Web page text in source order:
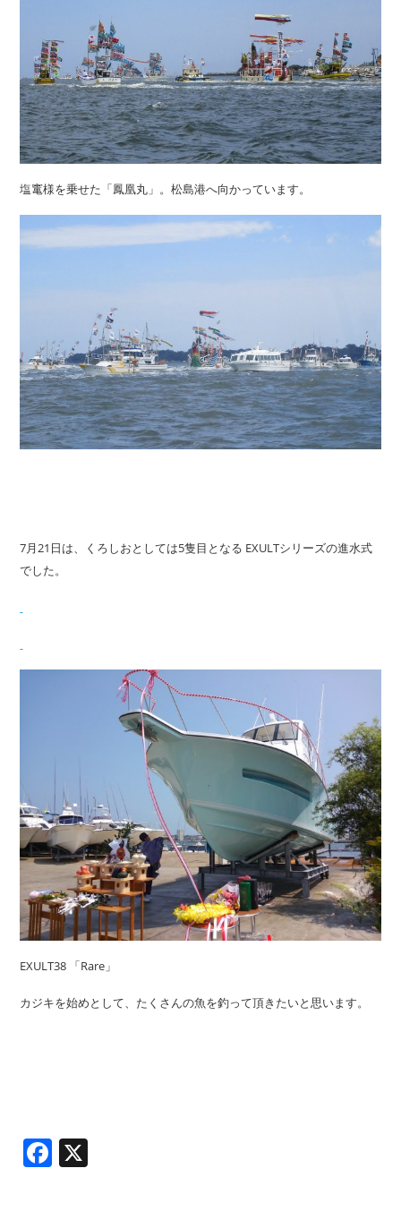
塩竃様を乗せた「鳳凰丸」。松島港へ向かっています。
7月21日は、くろしおとしては5隻目となる EXULTシリーズの進水式
でした。
EXULT38 「Rare」
カジキを始めとして、たくさんの魚を釣って頂きたいと思います。
Facebook